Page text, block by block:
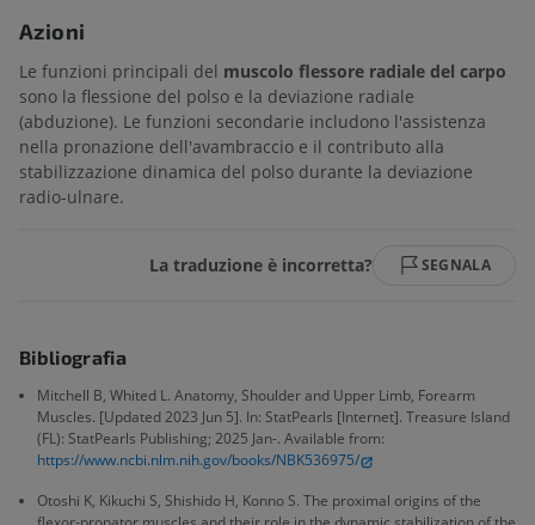
Azioni
Le funzioni principali del muscolo flessore radiale del carpo
sono la flessione del polso e la deviazione radiale
(abduzione). Le funzioni secondarie includono l'assistenza
nella pronazione dell'avambraccio e il contributo alla
stabilizzazione dinamica del polso durante la deviazione
radio-ulnare.
La traduzione è incorretta? SEGNALA
Bibliografia
Mitchell B, Whited L. Anatomy, Shoulder and Upper Limb, Forearm
Muscles. [Updated 2023 Jun 5]. In: StatPearls [Internet]. Treasure Island
(FL): StatPearls Publishing; 2025 Jan-. Available from:
https://www.ncbi.nlm.nih.gov/books/NBK536975/
Otoshi K, Kikuchi S, Shishido H, Konno S. The proximal origins of the